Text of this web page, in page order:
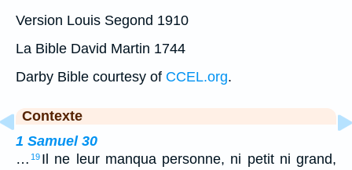
Version Louis Segond 1910
La Bible David Martin 1744
Darby Bible courtesy of CCEL.org.
Contexte
1 Samuel 30
… 19 Il ne leur manqua personne, ni petit ni grand,